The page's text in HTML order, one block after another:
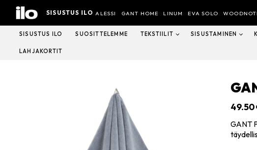
Hyppää
sisältöön
SISUSTUS ILO ALESSI GANT HOME LINUM EVA SOLO
SISUSTUS ILO SUOSITTELEMME TEKSTIILIT SISUSTAMINEN
LAHJAKORTIT
49.50
GANT